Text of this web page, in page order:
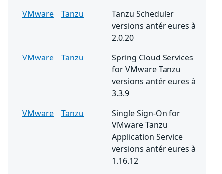
VMware
Tanzu
Tanzu Scheduler
versions antérieures à
2.0.20
VMware
Tanzu
Spring Cloud Services
for VMware Tanzu
versions antérieures à
3.3.9
VMware
Tanzu
Single Sign-On for
VMware Tanzu
Application Service
versions antérieures à
1.16.12